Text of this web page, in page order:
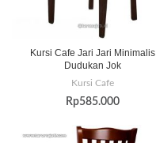
Kursi Cafe Jari Jari Minimalis
Dudukan Jok
Kursi Cafe
Rp585.000